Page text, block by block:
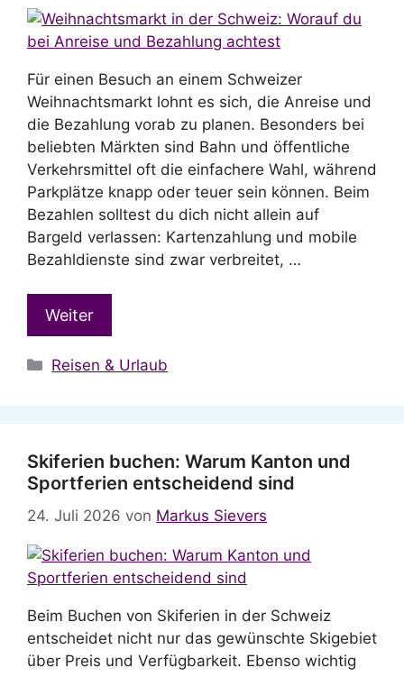
Für einen Besuch an einem Schweizer
Weihnachtsmarkt lohnt es sich, die Anreise und
die Bezahlung vorab zu planen. Besonders bei
beliebten Märkten sind Bahn und öffentliche
Verkehrsmittel oft die einfachere Wahl, während
Parkplätze knapp oder teuer sein können. Beim
Bezahlen solltest du dich nicht allein auf
Bargeld verlassen: Kartenzahlung und mobile
Bezahldienste sind zwar verbreitet, …
Weiter
Kategorien
Reisen & Urlaub
Skiferien buchen: Warum Kanton und
Sportferien entscheidend sind
24. Juli 2026 von Markus Sievers
Beim Buchen von Skiferien in der Schweiz
entscheidet nicht nur das gewünschte Skigebiet
über Preis und Verfügbarkeit. Ebenso wichtig